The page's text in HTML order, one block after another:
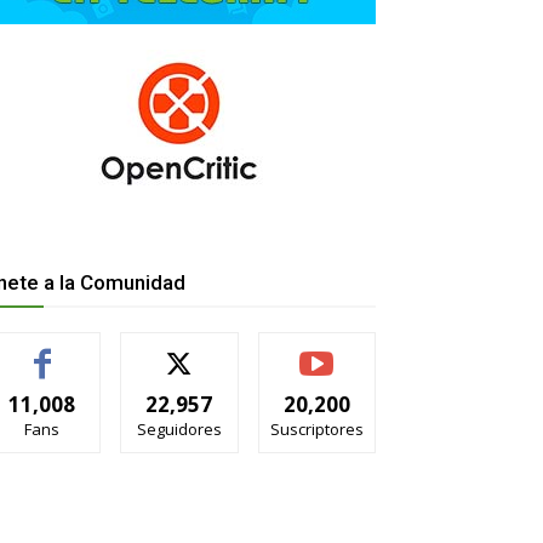
a la Comunidad
11,008
Fans
22,957
Seguidores
20,200
Suscriptores